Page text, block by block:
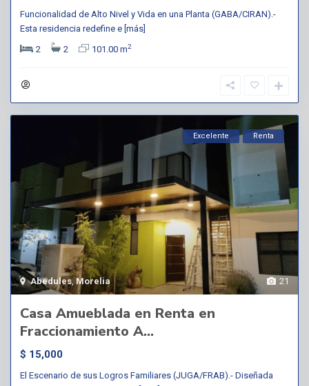
Funcionalidad de Alto Nivel y Vida en una Planta (GABA/CIRAN).-
Esta residencia redefine e [más]
2
2 101.00 m2
21
Abedules, Morelia
Excelente Renta
Casa Amueblada en Renta en
Fraccionamiento A...
$ 15,000
El Escenario de sus Logros Familiares (JUGA/FRAB).- Diseñada